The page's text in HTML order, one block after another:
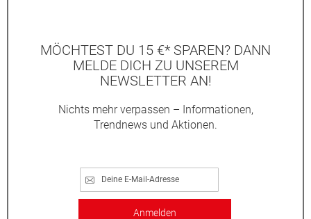
MÖCHTEST DU 15 €* SPAREN? DANN
MELDE DICH ZU UNSEREM
NEWSLETTER AN!
Nichts mehr verpassen – Informationen,
Trendnews und Aktionen.
Anmelden